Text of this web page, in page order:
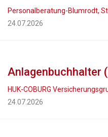
Personalberatung-Blumrodt,
24.07.2026
Anlagenbuchhalter
HUK-COBURG
24.07.2026